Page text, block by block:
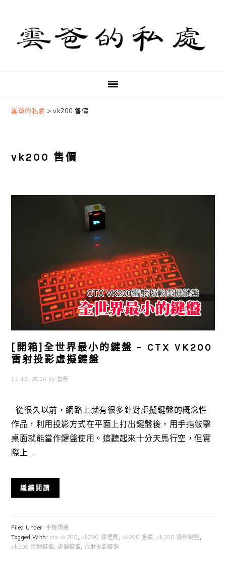
primary
navigation
content
primary
sidebar
雲爸的私處 >vk200 售價
vk200 售價
[開箱]全世界最小的鍵盤 – CTX VK200
雷射投影虛擬鍵盤
11 12, 2014 by 雲爸
從很久以前，網路上就有很多針對虛擬鍵盤的概念性
作品，利用投影方式在平面上打出鍵盤後，用手指敲擊
桌面就能當作鍵盤使用。這聽起來十分天馬行空，但實
際上 ...
繼續閱讀
Filed Under: 手機周邊
Tagged With: ctx vk200,vk200 哪裡買 , vk200 售價 , vk200 投影鍵盤,
vk200 雷射鍵盤, 虛擬鍵盤, 雷射投影鍵盤